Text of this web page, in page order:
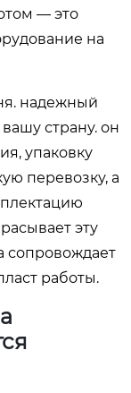
— это
на
надежный
страну. он
упаковку
перевозку, а
эту
сопровождает
работы.